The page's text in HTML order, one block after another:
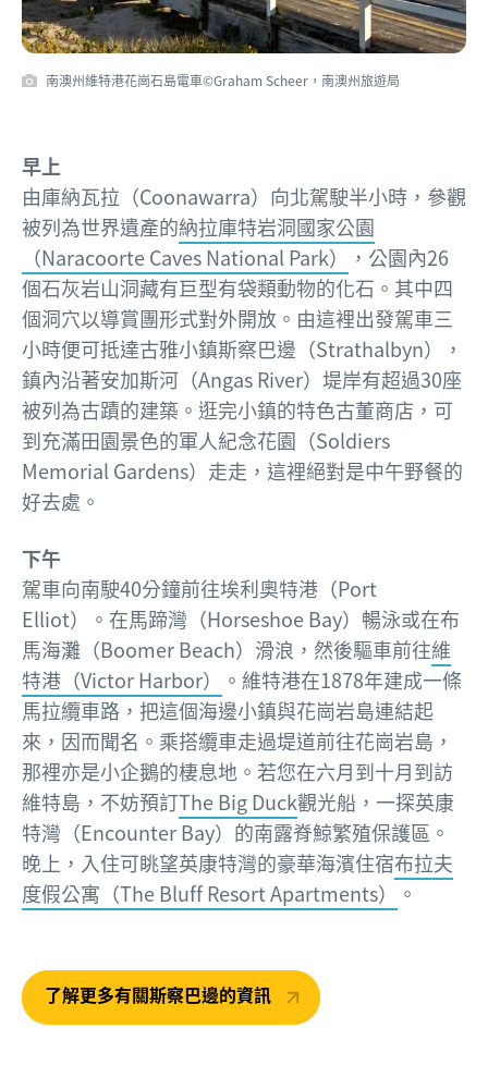
南澳州維特港花崗石島電車©Graham Scheer，南澳州旅遊局
早上
由庫納瓦拉（Coonawarra）向北駕駛半小時，參觀
被列為世界遺產的納拉庫特岩洞國家公園
（Naracoorte Caves National Park）
，公園內26
個石灰岩山洞藏有巨型有袋類動物的化石。其中四
個洞穴以導賞團形式對外開放。由這裡出發駕車三
小時便可抵達古雅小鎮斯察巴邊（Strathalbyn），
鎮內沿著安加斯河（Angas River）堤岸有超過30座
被列為古蹟的建築。逛完小鎮的特色古董商店，可
到充滿田園景色的軍人紀念花園（Soldiers
Memorial Gardens）走走，這裡絕對是中午野餐的
好去處。
下午
駕車向南駛40分鐘前往埃利奧特港（Port
Elliot）。在馬蹄灣（Horseshoe Bay）暢泳或在布
馬海灘（Boomer Beach）滑浪，然後驅車前往維
特港（Victor Harbor）
。維特港在1878年建成一條
馬拉纜車路，把這個海邊小鎮與花崗岩島連結起
來，因而聞名。乘搭纜車走過堤道前往花崗岩島，
那裡亦是小企鵝的棲息地。若您在六月到十月到訪
維特島，不妨預訂The Big Duck觀光船，一探英康
特灣（Encounter Bay）的南露脊鯨繁殖保護區。
晚上，入住可眺望英康特灣的豪華海濱住宿布拉夫
度假公寓（The Bluff Resort Apartments）
。
了解更多有關斯察巴邊的資訊